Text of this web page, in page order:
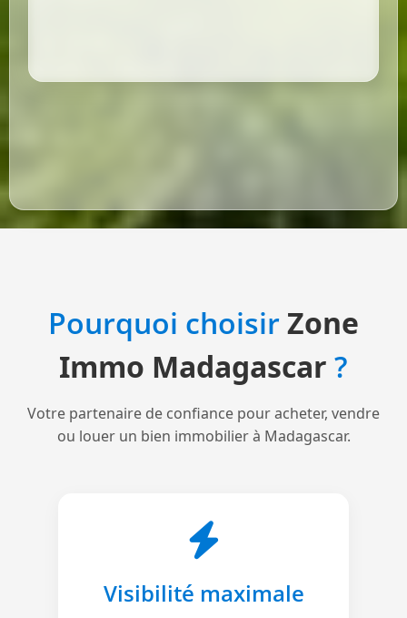
Pourquoi choisirZone
Immo Madagascar ?
Votre partenaire de confiance pour acheter, vendre
ou louer un bien immobilier à Madagascar.
Visibilité maximale